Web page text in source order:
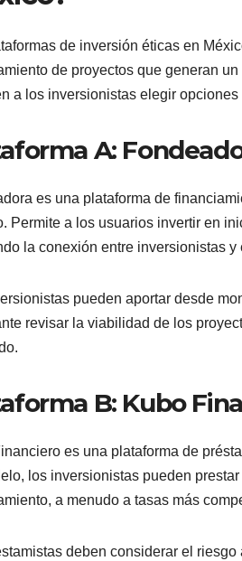
de inversión éticas en
de proyectos que generan
a los inversionistas elegir
A:
es una plataforma de
Permite a los usuarios invertir en
la conexión entre inversionistas y
pueden aportar desde
revisar la viabilidad de los
B: Kubo
es una plataforma de
los inversionistas pueden
a menudo a tasas más
deben considerar el